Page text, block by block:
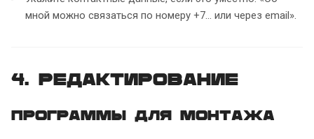
мной можно связаться по номеру +7... или через email».
4. Редактирование
Программы для монтажа